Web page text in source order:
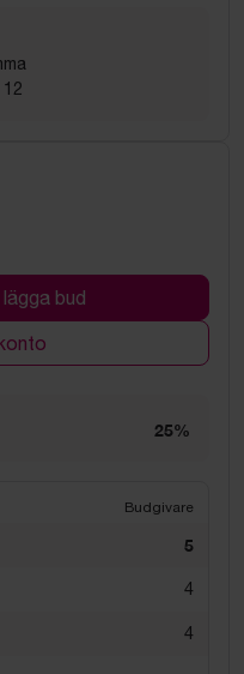
bud
25%
Budgivare
5
4
4